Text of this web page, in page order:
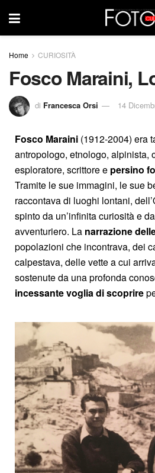
Home CURIOSITÀ
Fosco Maraini,
di Francesca Orsi 14
Fosco Maraini (1912-2004) era
antropologo, etnologo, alpinista,
esploratore, scrittore e persino
Tramite le sue immagini, le sue
raccontava di luoghi lontani,
spinto da un’infinita curiosità e
avventuriero. La narrazione
popolazioni che incontrava, dei
calpestava, delle vette a cui
sostenute da una profonda
incessante voglia di scoprire